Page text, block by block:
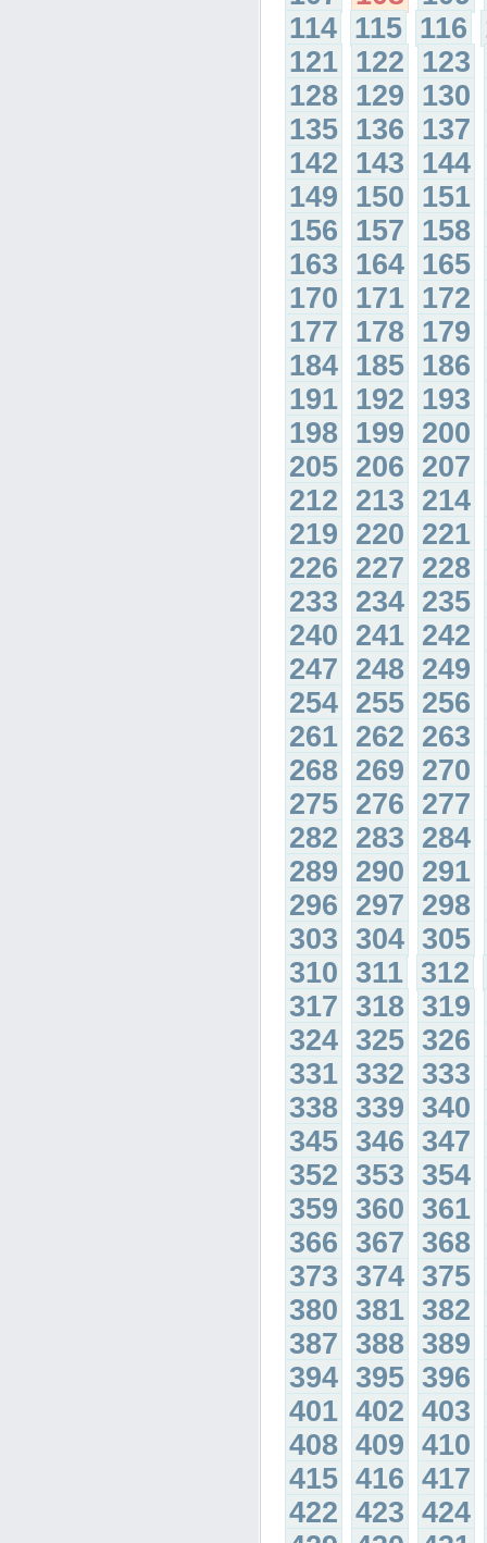
114 115 116
121 122 123
128 129 130
135 136 137
142 143 144
149 150 151
156 157 158
163 164 165
170 171 172
177 178 179
184 185 186
191 192 193
198 199 200
205 206 207
212 213 214
219 220 221
226 227 228
233 234 235
240 241 242
247 248 249
254 255 256
261 262 263
268 269 270
275 276 277
282 283 284
289 290 291
296 297 298
303 304 305
310 311 312
317 318 319
324 325 326
331 332 333
338 339 340
345 346 347
352 353 354
359 360 361
366 367 368
373 374 375
380 381 382
387 388 389
394 395 396
401 402 403
408 409 410
415 416 417
422 423 424